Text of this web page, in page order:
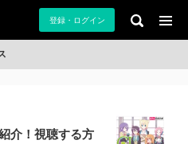
登録・ログイン
介！視聴する方